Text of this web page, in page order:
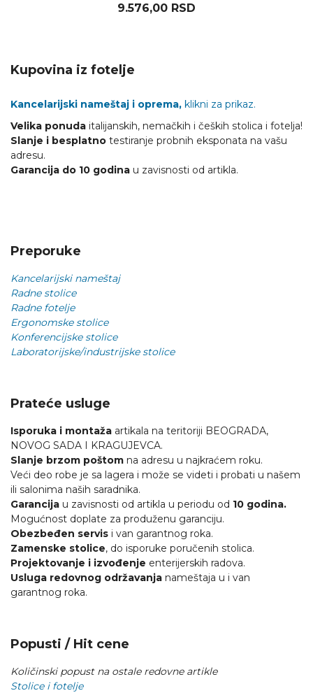
9.576,00 RSD
Kupovina iz fotelje
Kancelarijski nameštaj i oprema, klikni za prikaz.
Velika ponuda italijanskih, nemačkih i čeških stolica i fotelja!
Slanje i besplatno testiranje probnih eksponata na vašu
adresu.
Garancija do 10 godina u zavisnosti od artikla.
Preporuke
Kancelarijski nameštaj
Radne stolice
Radne fotelje
Ergonomske stolice
Konferencijske stolice
Laboratorijske/industrijske stolice
Prateće usluge
Isporuka i montaža artikala na teritoriji BEOGRADA,
NOVOG SADA I KRAGUJEVCA.
Slanje brzom poštom na adresu u najkraćem roku.
Veći deo robe je sa lagera i može se videti i probati u našem
ili salonima naših saradnika.
Garancija u zavisnosti od artikla u periodu od 10 godina.
Mogućnost doplate za produženu garanciju.
Obezbeđen servis i van garantnog roka.
Zamenske stolice, do isporuke poručenih stolica.
Projektovanje i izvođenje enterijerskih radova.
Usluga redovnog održavanja nameštaja u i van
garantnog roka.
Popusti / Hit cene
Količinski popust na ostale redovne artikle
Stolice i fotelje